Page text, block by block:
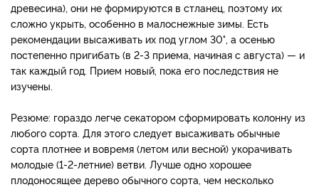
древесина), они не формируются в стланец, поэтому их
сложно укрыть, особенно в малоснежные зимы. Есть
рекомендации высаживать их под углом 30°, а осенью
постепенно пригибать (в 2-3 приема, начиная с августа) — и
так каждый год. Прием новый, пока его последствия не
изучены.
Резюме: гораздо легче секатором сформировать колонну из
любого сорта. Для этого следует высаживать обычные
сорта плотнее и вовремя (летом или весной) укорачивать
молодые (1-2-летние) ветви. Лучше одно хорошее
плодоносящее дерево обычного сорта, чем несколько